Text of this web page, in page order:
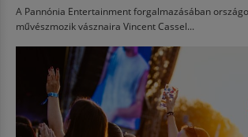
A Pannónia Entertainment forgalmazásában
művészmozik vásznaira Vincent Cassel...